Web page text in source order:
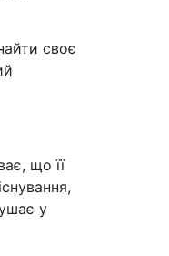
своє
що її
у